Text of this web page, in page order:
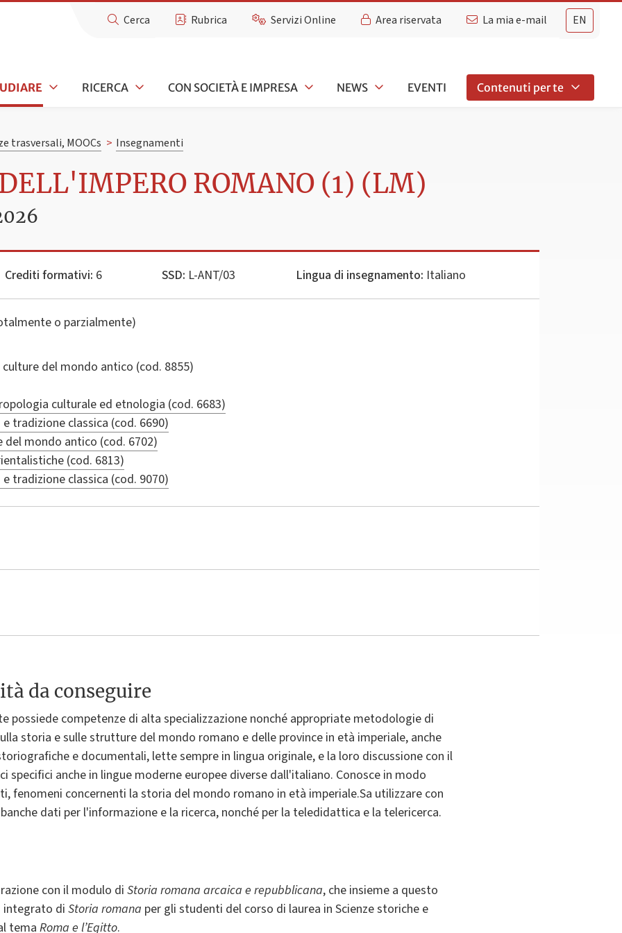
EN
Cerca Rubrica Servizi Online Area riservata La mia e-mail
RICERCA CON SOCIETÀ E IMPRESA NEWS EVENTI Contenuti per te
trasversali, MOOCs > Insegnamenti
ROMANO (1) (LM)
Crediti formativi: 6 SSD: L-ANT/03 Lingua di insegnamento: Italiano
o parzialmente)
culture del mondo antico (cod. 8855)
culturale ed etnologia (cod. 6683)
tradizione classica (cod. 6690)
del mondo antico (cod. 6702)
(cod. 6813)
tradizione classica (cod. 9070)
da conseguire
possiede competenze di alta specializzazione nonché appropriate metodologie di
storia e sulle strutture del mondo romano e delle province in età imperiale, anche
e documentali, lette sempre in lingua originale, e la loro discussione con il
anche in lingue moderne europee diverse dall'italiano. Conosce in modo
fenomeni concernenti la storia del mondo romano in età imperiale.Sa utilizzare con
dati per l'informazione e la ricerca, nonché per la teledidattica e la telericerca.
con il modulo di Storia romana arcaica e repubblicana, che insieme a questo
integrato di Storia romana per gli studenti del corso di laurea in Scienze storiche e
tema Roma e l’Egitto.